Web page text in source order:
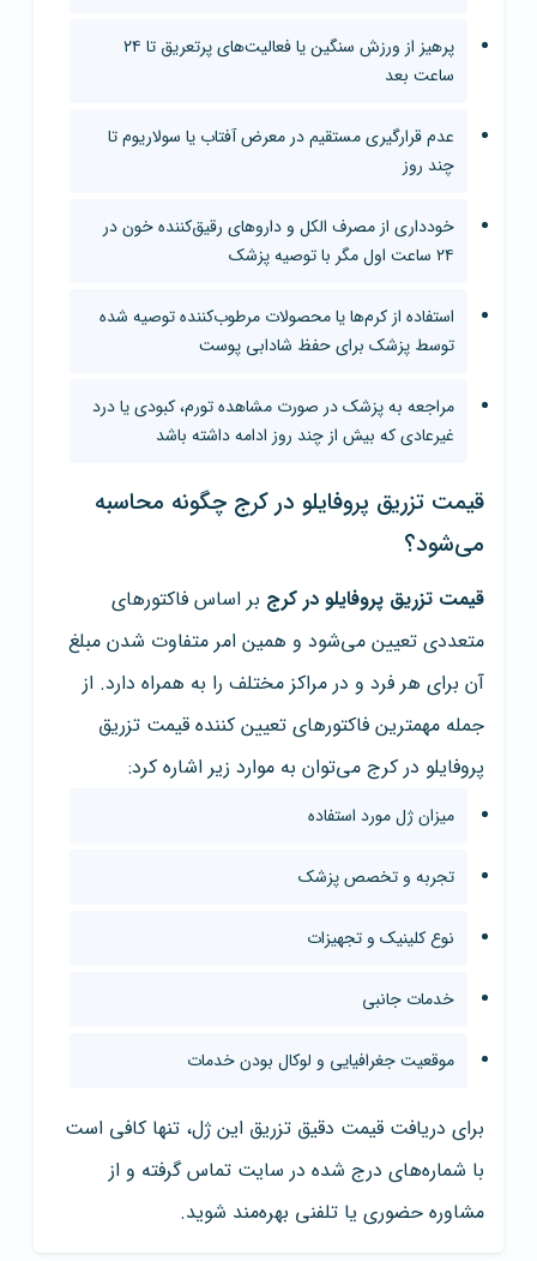
پرهیز از ورزش سنگین یا فعالیت‌های پرتعریق تا ۲۴
ساعت بعد
عدم قرارگیری مستقیم در معرض آفتاب یا سولاریوم تا
چند روز
خودداری از مصرف الکل و داروهای رقیق‌کننده خون در
۲۴ ساعت اول مگر با توصیه پزشک
استفاده از کرم‌ها یا محصولات مرطوب‌کننده توصیه شده
توسط پزشک برای حفظ شادابی پوست
مراجعه به پزشک در صورت مشاهده تورم، کبودی یا درد
غیرعادی که بیش از چند روز ادامه داشته باشد
قیمت تزریق پروفایلو در کرج چگونه محاسبه
می‌شود؟
قیمت تزریق پروفایلو در کرج بر اساس فاکتورهای
متعددی تعیین می‌شود و همین امر متفاوت شدن مبلغ
آن برای هر فرد و در مراکز مختلف را به همراه دارد. از
جمله مهمترین فاکتورهای تعیین کننده قیمت تزریق
پروفایلو در کرج می‌توان به موارد زیر اشاره کرد:
میزان ژل مورد استفاده
تجربه و تخصص پزشک
نوع کلینیک و تجهیزات
خدمات جانبی
موقعیت جغرافیایی و لوکال بودن خدمات
برای دریافت قیمت دقیق تزریق این ژل، تنها کافی است
با شماره‌های درج شده در سایت تماس گرفته و از
مشاوره حضوری یا تلفنی بهره‌مند شوید.